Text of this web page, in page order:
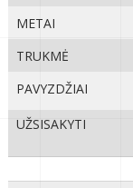
METAI
TRUKMĖ
PAVYZDŽIAI
UŽSISAKYTI